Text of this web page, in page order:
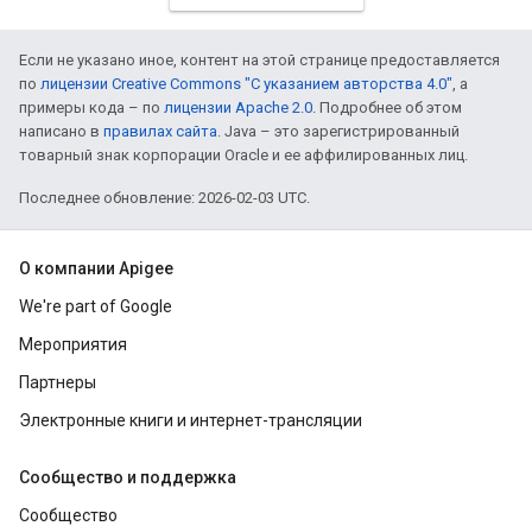
Если не указано иное, контент на этой странице предоставляется
по лицензии Creative Commons "С указанием авторства 4.0", а
примеры кода – по лицензии Apache 2.0. Подробнее об этом
написано в правилах сайта. Java – это зарегистрированный
товарный знак корпорации Oracle и ее аффилированных лиц.
Последнее обновление: 2026-02-03 UTC.
О компании Apigee
We're part of Google
Мероприятия
Партнеры
Электронные книги и интернет-трансляции
Сообщество и поддержка
Сообщество